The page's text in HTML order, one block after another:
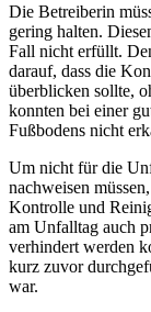
Die Betreiberin
gering halten.
Fall nicht erfüllt.
darauf, dass die
überblicken sollte,
konnten bei einer
Fußbodens nicht
Um nicht für die
nachweisen
Kontrolle und
am Unfalltag auch
verhindert werden
kurz zuvor
war.